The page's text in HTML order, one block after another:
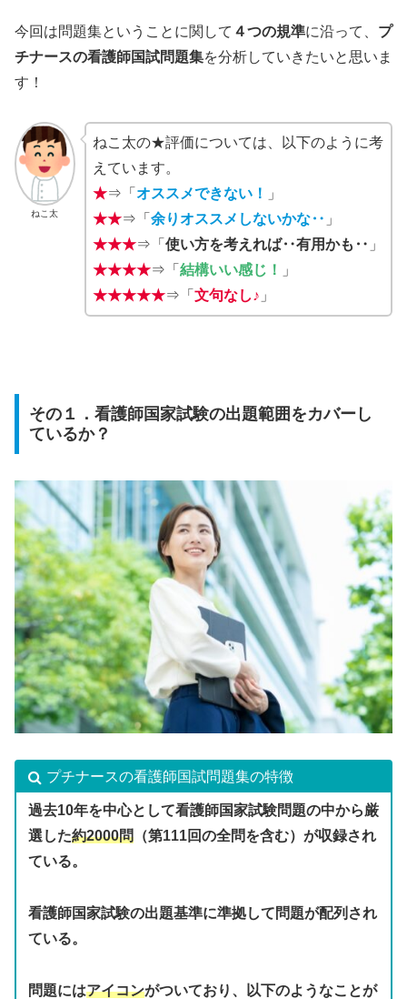
今回は問題集ということに関して ４つの規準に沿って、 プ
チナースの看護師国試問題集を分析していきたいと思いま
す！
ねこ太
ねこ太の★評価については、以下のように考
えています。
★⇒「 オススメできない！
」
★★⇒「 余りオススメしないかな‥ 」
★★★⇒「 使い方を考えれば‥有用かも‥ 」
★★★★⇒「 結構いい感じ！
」
★★★★★⇒「 文句なし♪ 」
その１．看護師国家試験の出題範囲をカバーし
ているか？
プチナースの看護師国試問題集の特徴
過去10年を中心として看護師国家試験問題の中から厳
選した約2000問（第111回の全問を含む）が収録され
ている。
看護師国家試験の出題基準に準拠して問題が配列され
ている。
問題にはアイコンがついており、以下のようなことが